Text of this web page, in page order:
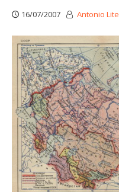
16/07/2007 Antonio Lite